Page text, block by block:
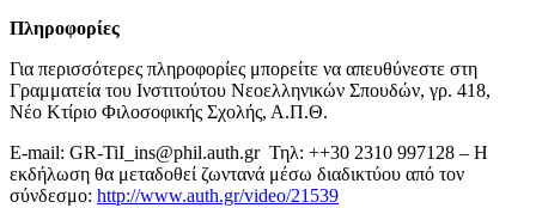
Πληροφορίες
Για περισσότερες πληροφορίες μπορείτε να απευθύνεστε στη
Γραμματεία του Ινστιτούτου Νεοελληνικών Σπουδών, γρ. 418,
Nέο Kτίριο Φιλοσοφικής Σχολής, Α.Π.Θ.
E‐mail: GR-TiI_ins@phil.auth.gr Τηλ: ++30 2310 997128 – Η
εκδήλωση θα μεταδοθεί ζωντανά μέσω διαδικτύου από τον
σύνδεσμο: http://www.auth.gr/video/21539